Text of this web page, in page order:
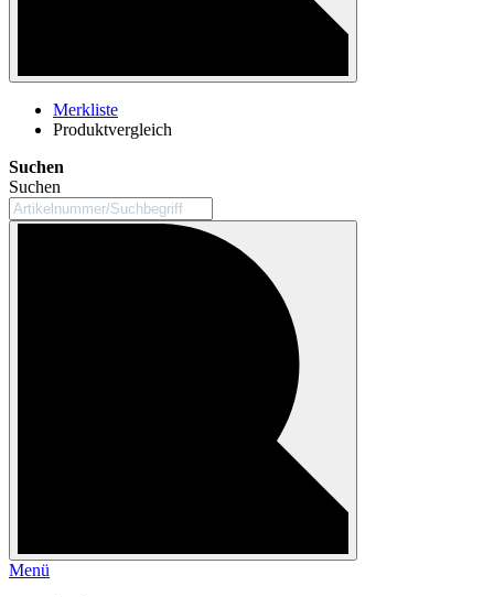
Merkliste
Produktvergleich
Suchen
Suchen
Menü